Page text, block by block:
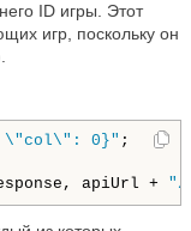
ID игры. Этот
игр, поскольку он
\"col\": 0}"
apiUrl + "/